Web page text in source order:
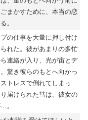
まかすために、本当の恋
。
の仕事を大量に押し付け
れた。彼があまりの多忙
連絡が入り、光が宙とデ
驚き彼らのもとへ向かっ
トレスで倒れてしまっ
届けられた彗は、彼女の
。